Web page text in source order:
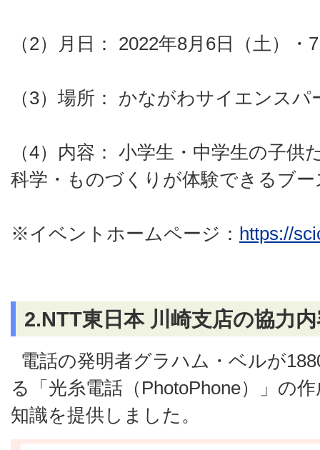
（2）月日： 2022年8月6日（土）・
（3）場所： かながわサイエンスパ
（4）内容： 小学生・中学生の子供
科学・ものづくりが体験できるブー
※イベントホームページ： https://
2.NTT東日本 川崎支店の協力
電話の発明者グラハム・ベルが
る「光糸電話（PhotoPhone）」の
知識を提供しました。